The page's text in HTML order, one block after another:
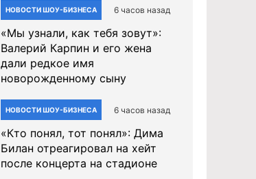
НОВОСТИ ШОУ-БИЗНЕСА 6 часов назад
«Мы узнали, как тебя зовут»:
Валерий Карпин и его жена
дали редкое имя
новорожденному сыну
НОВОСТИ ШОУ-БИЗНЕСА 6 часов назад
«Кто понял, тот понял»: Дима
Билан отреагировал на хейт
после концерта на стадионе